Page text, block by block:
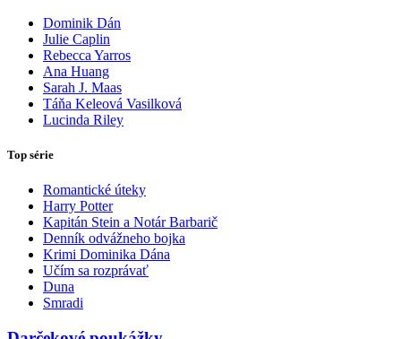
Dominik Dán
Julie Caplin
Rebecca Yarros
Ana Huang
Sarah J. Maas
Táňa Keleová Vasilková
Lucinda Riley
Top série
Romantické úteky
Harry Potter
Kapitán Stein a Notár Barbarič
Denník odvážneho bojka
Krimi Dominika Dána
Učím sa rozprávať
Duna
Smradi